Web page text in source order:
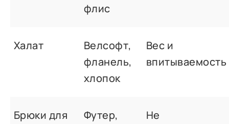
флис
Халат
Велсофт,
фланель,
хлопок
Вес и
впитываемость
Брюки для
Футер,
Не